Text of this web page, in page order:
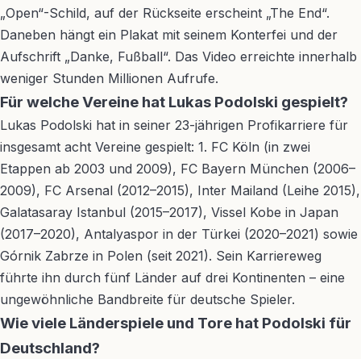
„Open“-Schild, auf der Rückseite erscheint „The End“.
Daneben hängt ein Plakat mit seinem Konterfei und der
Aufschrift „Danke, Fußball“. Das Video erreichte innerhalb
weniger Stunden Millionen Aufrufe.
Für welche Vereine hat Lukas Podolski gespielt?
Lukas Podolski hat in seiner 23-jährigen Profikarriere für
insgesamt acht Vereine gespielt: 1. FC Köln (in zwei
Etappen ab 2003 und 2009), FC Bayern München (2006–
2009), FC Arsenal (2012–2015), Inter Mailand (Leihe 2015),
Galatasaray Istanbul (2015–2017), Vissel Kobe in Japan
(2017–2020), Antalyaspor in der Türkei (2020–2021) sowie
Górnik Zabrze in Polen (seit 2021). Sein Karriereweg
führte ihn durch fünf Länder auf drei Kontinenten – eine
ungewöhnliche Bandbreite für deutsche Spieler.
Wie viele Länderspiele und Tore hat Podolski für
Deutschland?